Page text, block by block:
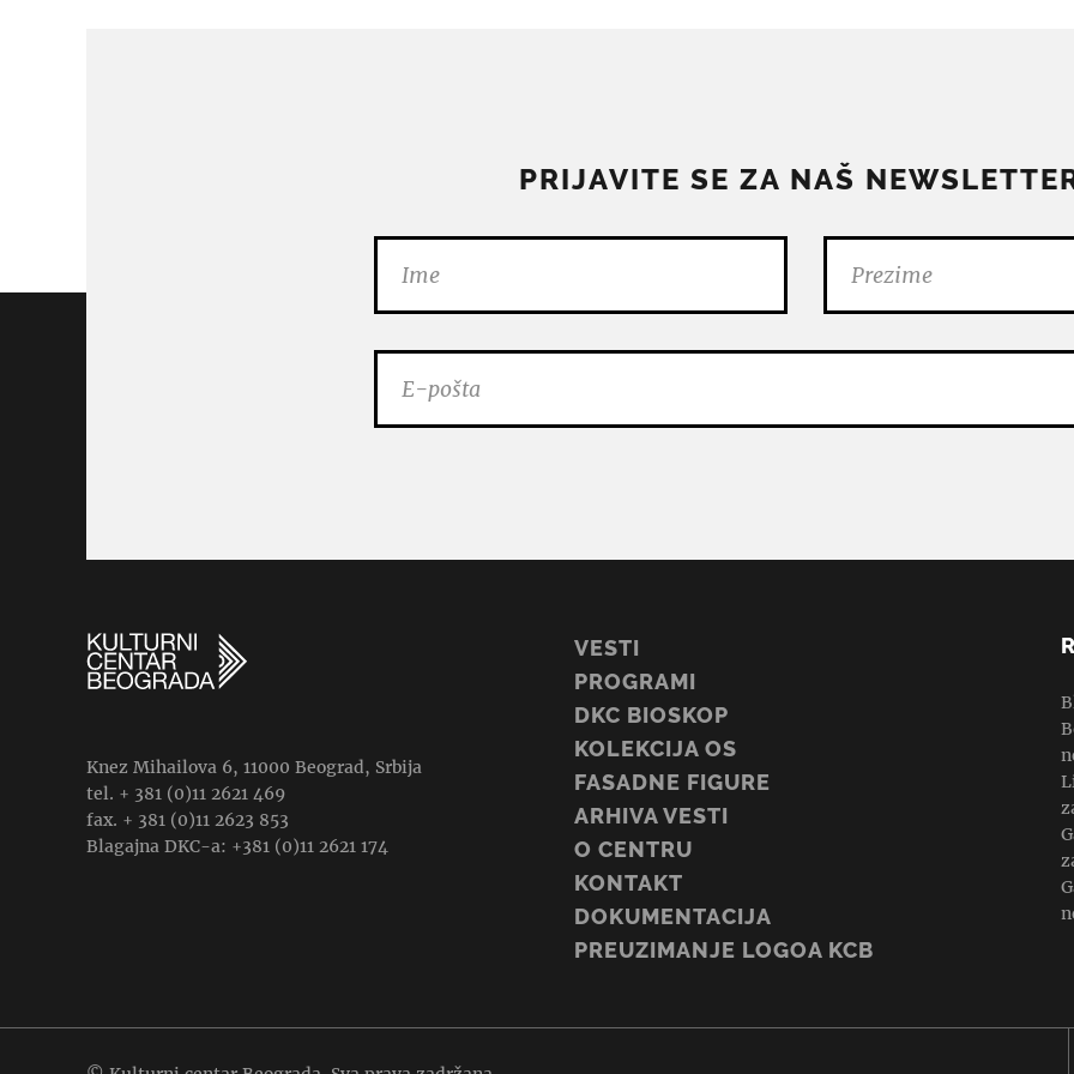
PRIJAVITE SE ZA NAŠ
Knez Mihailova 6, 11000 Beograd, Srbija
tel. + 381 (0)11 2621 469
fax. + 381 (0)11 2623 853
Blagajna DKC-a: +381 (0)11 2621 174
VESTI
PROGRAMI
DKC BIOSKOP
KOLEKCIJA OS
FASADNE FIGURE
ARHIVA VESTI
O CENTRU
KONTAKT
DOKUMENTACIJA
PREUZIMANJE LOGOA KCB